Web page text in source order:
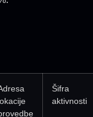
Šifra
aktivnosti